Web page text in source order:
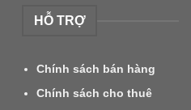
HỖ TRỢ
Chính sách bán hàng
Chính sách cho thuê